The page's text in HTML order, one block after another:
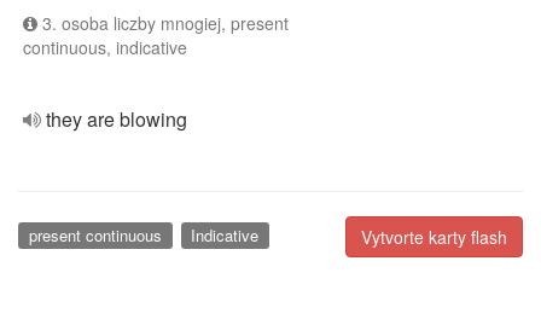
3. osoba liczby mnogiej, present
continuous, indicative
they are blowing
Vytvorte karty flash
present continuous Indicative